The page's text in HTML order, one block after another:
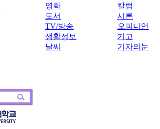
영화
도서
TV/방송
생활정보
날씨
칼럼
시론
오피니언
기고
기자의눈